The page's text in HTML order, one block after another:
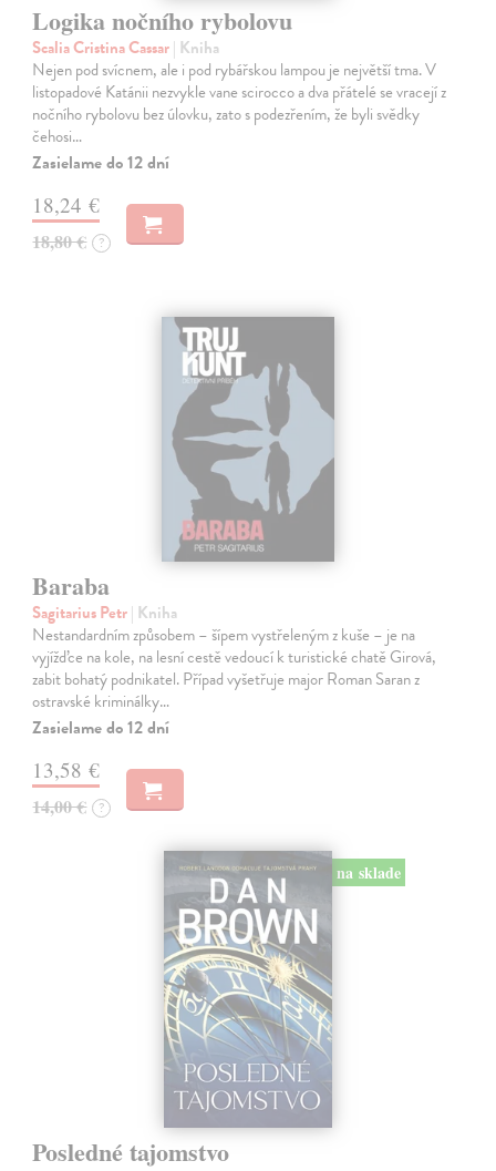
Logika nočního rybolovu
Scalia Cristina Cassar| Kniha
Nejen pod svícnem, ale i pod rybářskou lampou je největší tma. V
listopadové Katánii nezvykle vane scirocco a dva přátelé se vracejí z
nočního rybolovu bez úlovku, zato s podezřením, že byli svědky
čehosi…
Zasielame do 12 dní
18,24 €
18,80 € ?
Baraba
Sagitarius Petr| Kniha
Nestandardním způsobem – šípem vystřeleným z kuše – je na
vyjížďce na kole, na lesní cestě vedoucí k turistické chatě Girová,
zabit bohatý podnikatel. Případ vyšetřuje major Roman Saran z
ostravské kriminálky…
Zasielame do 12 dní
13,58 €
14,00 € ?
na sklade
Posledné tajomstvo